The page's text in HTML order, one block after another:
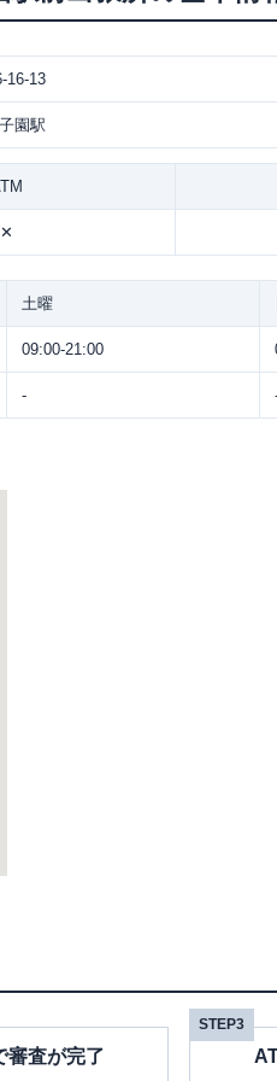
16-13
園駅
✕
土曜
09:00-21:00
-
審査が完了
STEP3